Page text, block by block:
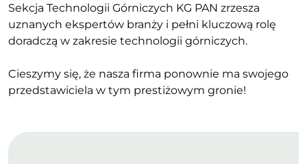
Sekcja Technologii Górniczych KG PAN zrzesza
uznanych ekspertów branży i pełni kluczową rolę
doradczą w zakresie technologii górniczych.
Cieszymy się, że nasza firma ponownie ma swojego
przedstawiciela w tym prestiżowym gronie!